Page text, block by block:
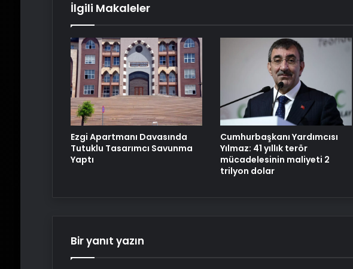
İlgili Makaleler
Ezgi Apartmanı Davasında
Tutuklu Tasarımcı Savunma
Yaptı
Cumhurbaşkanı Yardımcısı
Yılmaz: 41 yıllık terör
mücadelesinin maliyeti 2
trilyon dolar
Bir yanıt yazın